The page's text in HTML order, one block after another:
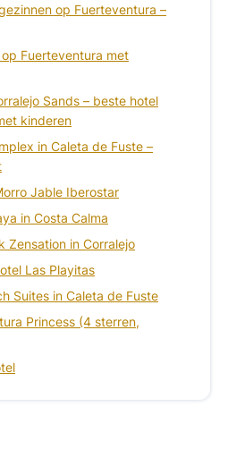
op Fuerteventura –
Fuerteventura met
Sands – beste hotel
kinderen
in Caleta de Fuste –
Jable Iberostar
in Costa Calma
Zensation in Corralejo
Las Playitas
Suites in Caleta de Fuste
Princess (4 sterren,